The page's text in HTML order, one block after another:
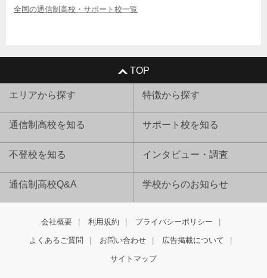
全国の通信制高校・サポート校一覧
TOP
エリアから探す 特徴から探す
通信制高校を知る サポート校を知る
不登校を知る インタビュー・調査
通信制高校Q&A 学校からのお知らせ
会社概要 利用規約 プライバシーポリシー
よくあるご質問 お問い合わせ 広告掲載について
サイトマップ